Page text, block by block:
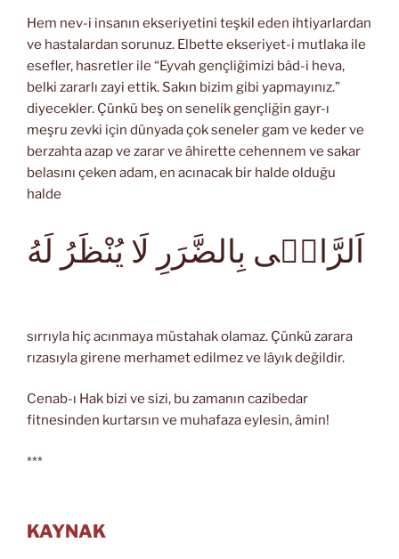
Hem nev-i insanın ekseriyetini teşkil eden ihtiyarlardan
ve hastalardan sorunuz. Elbette ekseriyet-i mutlaka ile
esefler, hasretler ile “Eyvah gençliğimizi bâd-i heva,
belki zararlı zayi ettik. Sakın bizim gibi yapmayınız.”
diyecekler. Çünkü beş on senelik gençliğin gayr-ı
meşru zevki için dünyada çok seneler gam ve keder ve
berzahta azap ve zarar ve âhirette cehennem ve sakar
belasını çeken adam, en acınacak bir halde olduğu
halde
اَلرَّاضٖى بِالضَّرَرِ لَا يُنْظَرُ لَهُ
sırrıyla hiç acınmaya müstahak olamaz. Çünkü zarara
rızasıyla girene merhamet edilmez ve lâyık değildir.
Cenab-ı Hak bizi ve sizi, bu zamanın cazibedar
fitnesinden kurtarsın ve muhafaza eylesin, âmin!
***
KAYNAK